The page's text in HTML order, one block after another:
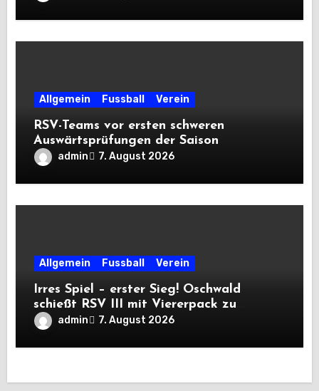
Allgemein Fussball Verein
RSV-Teams vor ersten schweren
Auswärtsprüfungen der Saison
admin 7. August 2026
Allgemein Fussball Verein
Irres Spiel – erster Sieg! Oschwald
schießt RSV III mit Viererpack zu
Premiere
admin 7. August 2026